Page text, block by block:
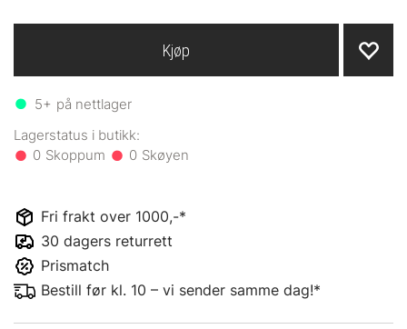
5+ på nettlager
0 0
Kjøp
Fri frakt over 1000,-*
30 dagers returrett
Prismatch
Bestill før kl. 10 – vi sender samme dag!*